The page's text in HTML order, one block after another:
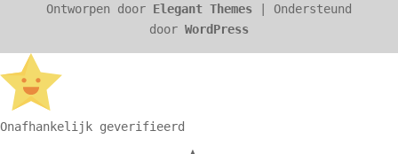
Ontworpen door Elegant Themes| Ondersteund
door WordPress
Onafhankelijk geverifieerd